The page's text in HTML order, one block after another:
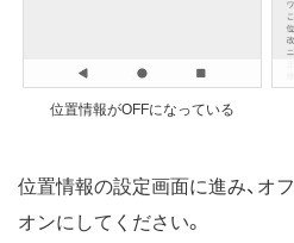
位置情報がOFFになっている
位置情報の設定画面に進み、オ
オンにしてください。